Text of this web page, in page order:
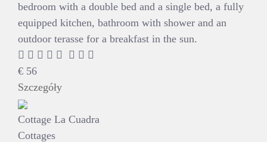
bedroom with a double bed and a single bed, a fully
equipped kitchen, bathroom with shower and an
outdoor terasse for a breakfast in the sun.
€ 56
Szczegóły
Cottage La Cuadra
Cottages